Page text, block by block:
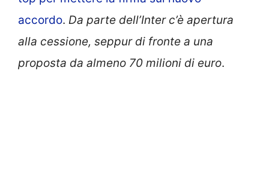
accordo. Da parte dell’Inter c’è apertura
alla cessione, seppur di fronte a una
proposta da almeno 70 milioni di euro.